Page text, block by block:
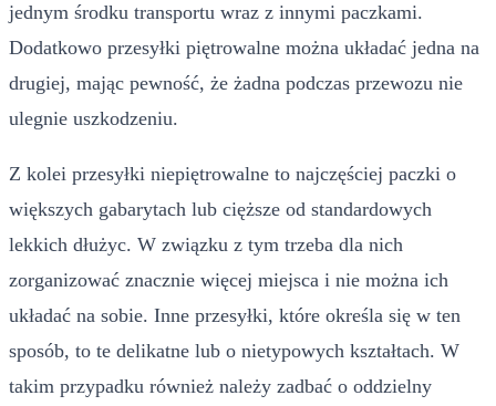
jednym środku transportu wraz z innymi paczkami.
Dodatkowo przesyłki piętrowalne można układać jedna na
drugiej, mając pewność, że żadna podczas przewozu nie
ulegnie uszkodzeniu.
Z kolei przesyłki niepiętrowalne to najczęściej paczki o
większych gabarytach lub cięższe od standardowych
lekkich dłużyc. W związku z tym trzeba dla nich
zorganizować znacznie więcej miejsca i nie można ich
układać na sobie. Inne przesyłki, które określa się w ten
sposób, to te delikatne lub o nietypowych kształtach. W
takim przypadku również należy zadbać o oddzielny